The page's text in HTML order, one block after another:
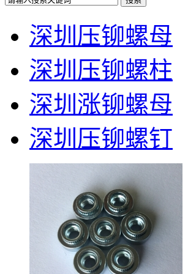
深圳压铆螺母
深圳压铆螺柱
深圳涨铆螺母
深圳压铆螺钉